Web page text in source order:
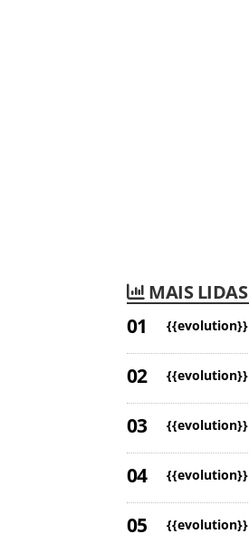
MAIS LIDAS
{{evolution}}
{{evolution}}
{{evolution}}
{{evolution}}
{{evolution}}